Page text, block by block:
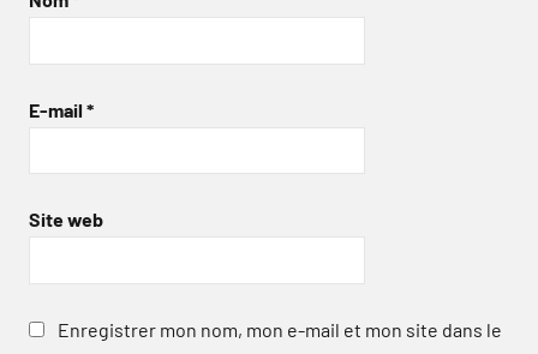
E-mail *
Site web
Enregistrer mon nom, mon e-mail et mon site dans le